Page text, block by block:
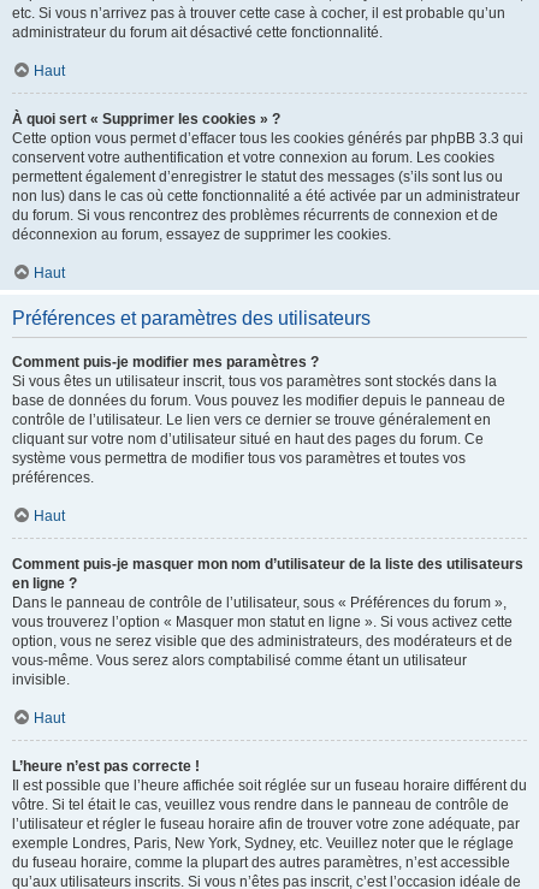
etc. Si vous n’arrivez pas à trouver cette case à cocher, il est probable qu’un
administrateur du forum ait désactivé cette fonctionnalité.
Haut
À quoi sert « Supprimer les cookies » ?
Cette option vous permet d’effacer tous les cookies générés par phpBB 3.3 qui
conservent votre authentification et votre connexion au forum. Les cookies
permettent également d’enregistrer le statut des messages (s’ils sont lus ou
non lus) dans le cas où cette fonctionnalité a été activée par un administrateur
du forum. Si vous rencontrez des problèmes récurrents de connexion et de
déconnexion au forum, essayez de supprimer les cookies.
Haut
Préférences et paramètres des utilisateurs
Comment puis-je modifier mes paramètres ?
Si vous êtes un utilisateur inscrit, tous vos paramètres sont stockés dans la
base de données du forum. Vous pouvez les modifier depuis le panneau de
contrôle de l’utilisateur. Le lien vers ce dernier se trouve généralement en
cliquant sur votre nom d’utilisateur situé en haut des pages du forum. Ce
système vous permettra de modifier tous vos paramètres et toutes vos
préférences.
Haut
Comment puis-je masquer mon nom d’utilisateur de la liste des utilisateurs
en ligne ?
Dans le panneau de contrôle de l’utilisateur, sous « Préférences du forum »,
vous trouverez l’option « Masquer mon statut en ligne ». Si vous activez cette
option, vous ne serez visible que des administrateurs, des modérateurs et de
vous-même. Vous serez alors comptabilisé comme étant un utilisateur
invisible.
Haut
L’heure n’est pas correcte !
Il est possible que l’heure affichée soit réglée sur un fuseau horaire différent du
vôtre. Si tel était le cas, veuillez vous rendre dans le panneau de contrôle de
l’utilisateur et régler le fuseau horaire afin de trouver votre zone adéquate, par
exemple Londres, Paris, New York, Sydney, etc. Veuillez noter que le réglage
du fuseau horaire, comme la plupart des autres paramètres, n’est accessible
qu’aux utilisateurs inscrits. Si vous n’êtes pas inscrit, c’est l’occasion idéale de